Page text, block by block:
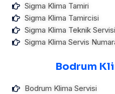
Sigma Klima Tamiri
Sigma Klima Tamircisi
Sigma Klima Teknik Servisi
Sigma Klima Servis
Bodrum
Bodrum Klima Servisi